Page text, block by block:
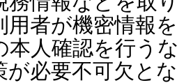
用者が機密情報
本人確認を行う
が必要不可欠と